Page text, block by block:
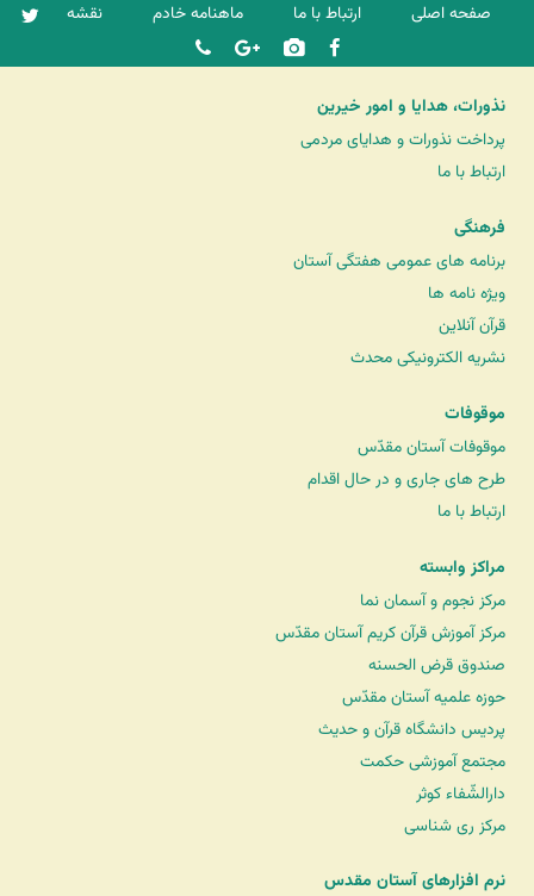
صفحه اصلی ارتباط با ما ماهنامه خادم نقشه
نذورات، هدایا و امور خیرین
پرداخت نذورات و هدایای مردمی
ارتباط با ما
فرهنگی
برنامه های عمومی هفتگی آستان
ویژه نامه ها
قرآن آنلاین
نشریه الکترونیکی محدث
موقوفات
موقوفات آستان مقدّس
طرح های جاری و در حال اقدام
ارتباط با ما
مراکز وابسته
مرکز نجوم و آسمان نما
مرکز آموزش قرآن کریم آستان مقدّس
صندوق قرض الحسنه
حوزه علمیه آستان مقدّس
پردیس دانشگاه قرآن و حدیث
مجتمع آموزشی حکمت
دارالشّفاء کوثر
مرکز ری شناسی
نرم افزارهای آستان مقدس